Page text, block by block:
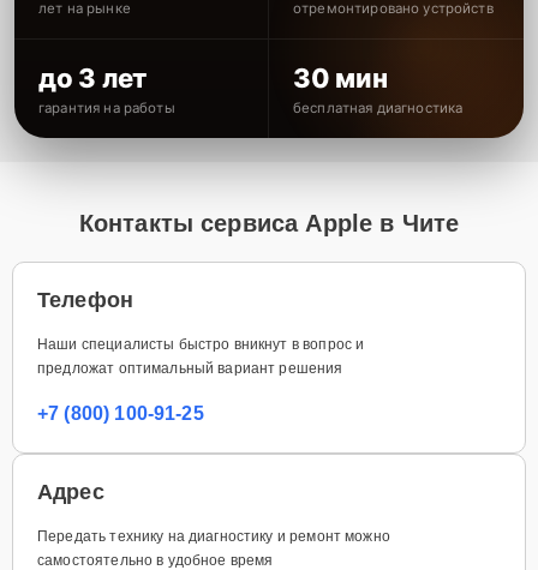
лет на рынке отремонтировано устройств
до 3 лет
гарантия на работы
30 мин
бесплатная диагностика
Контакты сервиса Apple в Чите
Телефон
Наши специалисты быстро вникнут в вопрос и
предложат оптимальный вариант решения
+7 (800) 100-91-25
Адрес
Передать технику на диагностику и ремонт можно
самостоятельно в удобное время